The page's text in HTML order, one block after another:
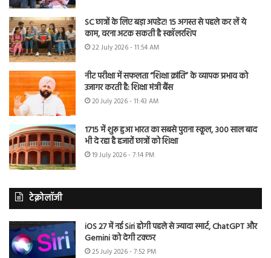
SC छात्रों के लिए बड़ा अपडेट! 15 अगस्त से पहले कर लें ये
काम, वरना अटक सकती है स्कॉलरशिप
22 July 2026 - 11:54 AM
नीट परीक्षा में सफलता “शिक्षा क्रांति” के व्यापक प्रभाव को
उजागर करती है: शिक्षा मंत्री बैंस
20 July 2026 - 11:43 AM
1715 में शुरू हुआ भारत का सबसे पुराना स्कूल, 300 साल बाद
भी दे रहा है हजारों छात्रों को शिक्षा
19 July 2026 - 7:14 PM
टेक्नोलॉजी
iOS 27 में नई Siri होगी पहले से ज्यादा स्मार्ट, ChatGPT और
Gemini को देगी टक्कर
25 July 2026 - 7:52 PM